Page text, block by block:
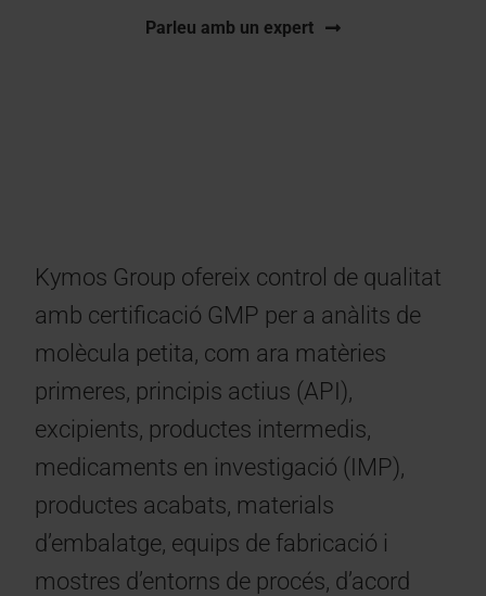
Parleu amb un expert
Kymos Group ofereix control de qualitat
amb certificació GMP per a anàlits de
molècula petita, com ara matèries
primeres, principis actius (API),
excipients, productes intermedis,
medicaments en investigació (IMP),
productes acabats, materials
d’embalatge, equips de fabricació i
mostres d’entorns de procés, d’acord